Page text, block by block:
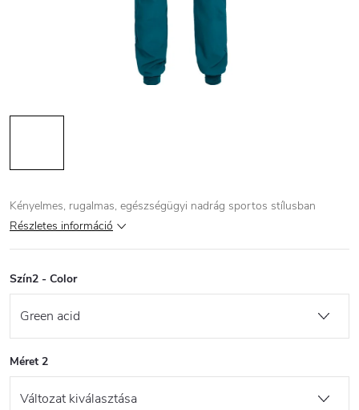
Kényelmes, rugalmas, egészségügyi nadrág sportos stílusban
Részletes információ
Szín2 - Color
Méret 2